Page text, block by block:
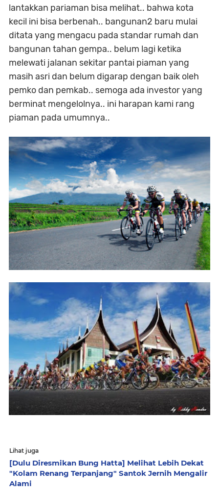
lantakkan pariaman bisa melihat.. bahwa kota
kecil ini bisa berbenah.. bangunan2 baru mulai
ditata yang mengacu pada standar rumah dan
bangunan tahan gempa.. belum lagi ketika
melewati jalanan sekitar pantai piaman yang
masih asri dan belum digarap dengan baik oleh
pemko dan pemkab.. semoga ada investor yang
berminat mengelolnya.. ini harapan kami rang
piaman pada umumnya..
Lihat juga
[Dulu Diresmikan Bung Hatta] Melihat Lebih Dekat
"Kolam Renang Terpanjang" Santok Jernih Mengalir
Alami